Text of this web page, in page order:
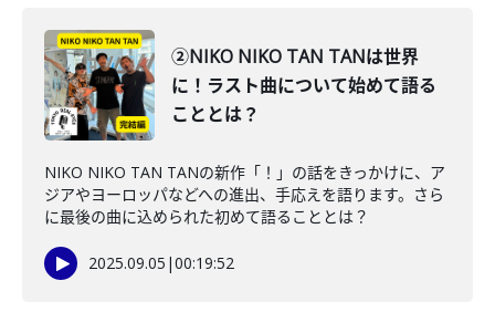
②NIKO NIKO TAN TANは世界
に！ラスト曲について始めて語る
こととは？
NIKO NIKO TAN TANの新作「！」の話をきっかけに、ア
ジアやヨーロッパなどへの進出、手応えを語ります。さら
に最後の曲に込められた初めて語ることとは？
2025.09.05 |00:19:52